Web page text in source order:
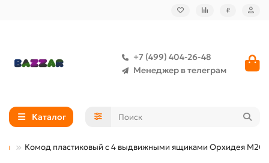
₽
+7 (499) 404-26-48
Менеджер в телеграм
Каталог
Комод пластиковый с 4 выдвижными ящиками Орхидея